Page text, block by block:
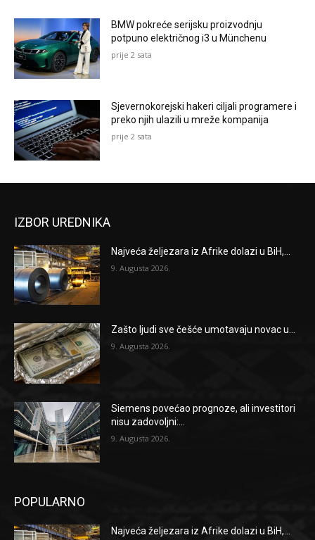
BMW pokreće serijsku proizvodnju
potpuno električnog i3 u Münchenu
prije 2 sata
Sjevernokorejski hakeri ciljali programere i
preko njih ulazili u mreže kompanija
prije 2 sata
IZBOR UREDNIKA
Najveća željezara iz Afrike dolazi u BiH,...
9. Augusta 2026.
Zašto ljudi sve češće umotavaju novac u...
9. Augusta 2026.
Siemens povećao prognoze, ali investitori
nisu zadovoljni:...
9. Augusta 2026.
POPULARNO
Najveća željezara iz Afrike dolazi u BiH,...